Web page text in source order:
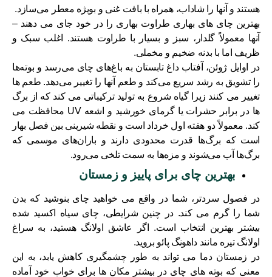
هستند و آنها را شاداب، همراه با بافت غنی و بویژه معطر می‌سازد.
بهترین چای های بهاری طراوت بهاری را در خود جای می دهند –
آنها معمولاً گلدار، سبز و بسیار با طراوت هستند. اغلب سبک و
ظریف اما با بدنه ضخیم و مخملی.
در اوایل ژوئن، آفتاب داغ تابستان به باغ‌های چای می‌رسد و بوته‌ها
را تشویق به رشد سریع می‌کند و طعم آنها را تغییر می‌دهد. طعم ها
تغییر می کنند زیرا گیاه شروع به تولید ترکیباتی می کند که از برگ
ها در برابر حشرات یا گرمای خورشید و اشعه UV محافظت می
کند. معمولاً دو هفته اول خرداد است و نقطه شیرینی بین فصل بهار
است که برگ‌ها قدرت محدودی دارند و باران‌های موسمی که
برگ‌ها آب می‌شوند و مزه‌ها به سمت تلخی می‌رود.
بهترین چای برای پاییز و زمستان
در فصول سردتر، شما در واقع می خواهید چای بنوشید که بدن
شما را گرم می کند. در چنین شرایطی، چای سیاه اکسید شده
بیشتر بهترین انتخاب است. اگر عاشق اولانگ هستید، به سراغ
اولانگ تیره مانند داهونگ پائو بروید.
در زمستان دما می تواند به طور چشمگیری کاهش یابد، به این
معنی که بوته های چای در بیشتر مکان ها برای خواب خود آماده